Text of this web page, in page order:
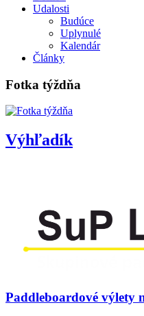
Udalosti
Budúce
Uplynulé
Kalendár
Články
Fotka týždňa
Výhľadík
Paddleboardové výlety